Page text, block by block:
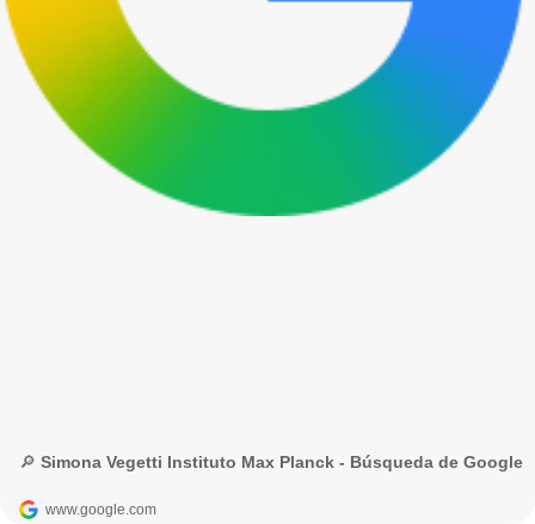
🔎 Simona Vegetti Instituto Max Planck - Búsqueda de Google
www.google.com